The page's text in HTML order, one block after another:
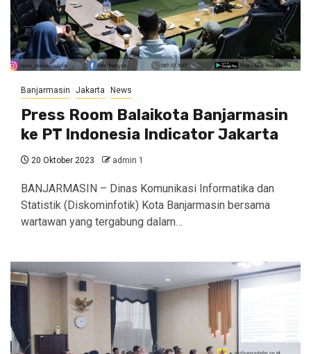
Banjarmasin Jakarta News
Press Room Balaikota Banjarmasin
ke PT Indonesia Indicator Jakarta
20 Oktober 2023 admin 1
BANJARMASIN – Dinas Komunikasi Informatika dan
Statistik (Diskominfotik) Kota Banjarmasin bersama
wartawan yang tergabung dalam…